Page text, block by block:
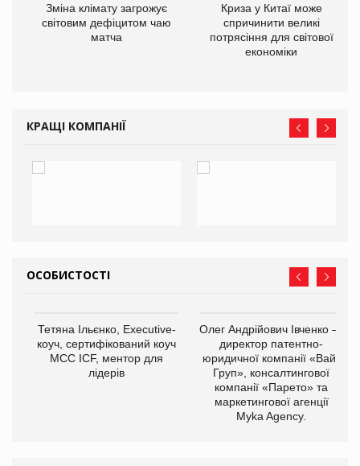
Зміна клімату загрожує
світовим дефіцитом чаю
матча
Криза у Китаї може
спричинити великі
потрясіння для світової
економіки
КРАЩІ КОМПАНІЇ
ОСОБИСТОСТІ
Тетяна Ільєнко, Executive-
коуч, сертифікований коуч
МСС ICF, ментор для
лідерів
Олег Андрійович Івченко —
директор патентно-
юридичної компанії «Вайз
Груп», консалтингової
компанії «Парето» та
маркетингової агенції
Myka Agency.